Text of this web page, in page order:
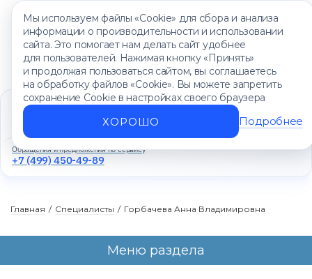
Мы используем файлы «Cookie» для сбора и анализа
информации о производительности и использовании
сайта. Это помогает нам делать сайт удобнее
для пользователей. Нажимая кнопку «Принять»
и продолжая пользоваться сайтом, вы соглашаетесь
на обработку файлов «Cookie». Вы можете запретить
сохранение Cookie в настройках своего браузера
ХОРОШО Подробнее
Единый контакт-центр
+7 (499) 450-88-89
Ежедневно с 8:00 до 20:00
Обращения и предложения по сервису
+7 (499) 450-49-89
Главная / Специалисты / Горбачева Анна Владимировна
Меню раздела